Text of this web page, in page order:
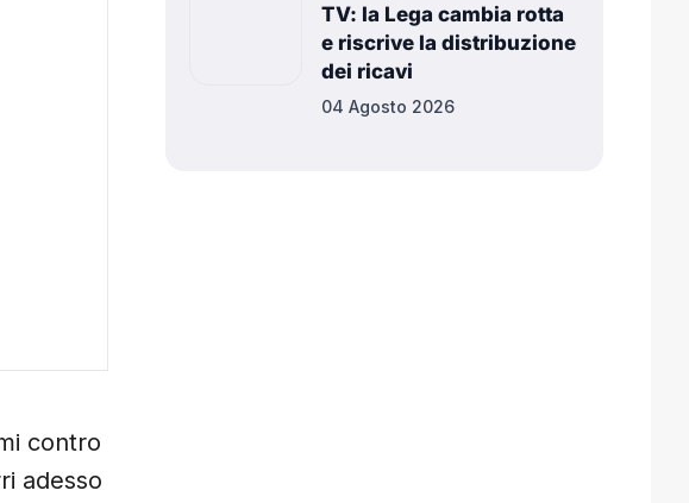
contro
adesso
TV: la Lega cambia rotta
e riscrive la distribuzione
dei ricavi
04 Agosto 2026